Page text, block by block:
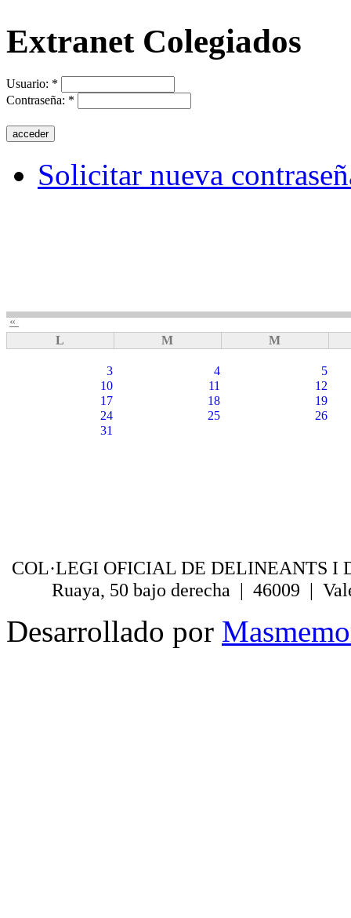
Extranet Colegiados
Usuario: *
Contraseña: *
Solicitar nueva
«
L
M M
3 4
5
10
11
12
17
18
19
24
25
26
31
COL·LEGI OFICIAL DE DELINEANTS I
Ruaya, 50 bajo derecha | 46009 |
Desarrollado por